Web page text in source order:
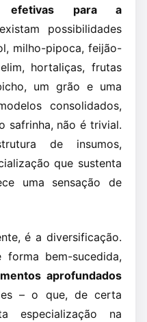
efetivas para a
possibilidades
milho-pipoca, feijão-
hortaliças, frutas
um grão e uma
consolidados,
safrinha, não é trivial.
de insumos,
que sustenta
uma sensação de
é a diversificação.
bem-sucedida,
aprofundados
– o que, de certa
especialização na